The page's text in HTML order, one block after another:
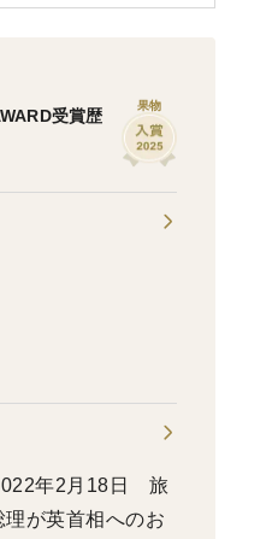
受賞歴
果物
年2月18日 旅
が英首相へのお